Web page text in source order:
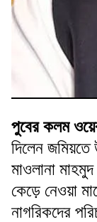
পুবের কলম
দিলেন জমিয়তে
মাওলানা
কেড়ে নেওয়া
নাগরিকদের